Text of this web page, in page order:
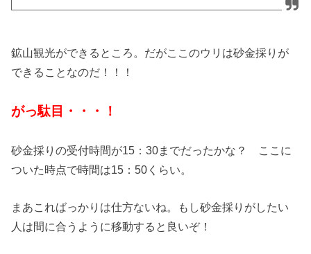
鉱山観光ができるところ。だがここのウリは砂金採りが
できることなのだ！！！
がっ駄目・・・！
砂金採りの受付時間が15：30までだったかな？ ここに
ついた時点で時間は15：50くらい。
まあこればっかりは仕方ないね。もし砂金採りがしたい
人は間に合うように移動すると良いぞ！